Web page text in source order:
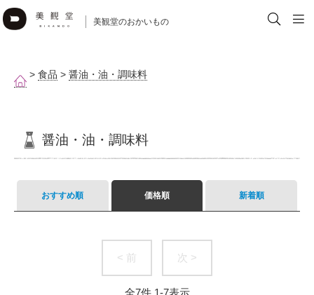
美観堂のおかいもの
> 食品 > 醤油・油・調味料
醤油・油・調味料
おすすめ順 価格順 新着順
< 前 次 >